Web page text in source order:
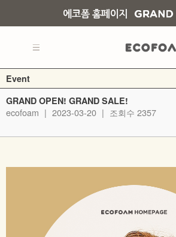
Event
GRAND OPEN! GRAND SALE!
ecofoam | 2023-03-20 | 조회수 2357